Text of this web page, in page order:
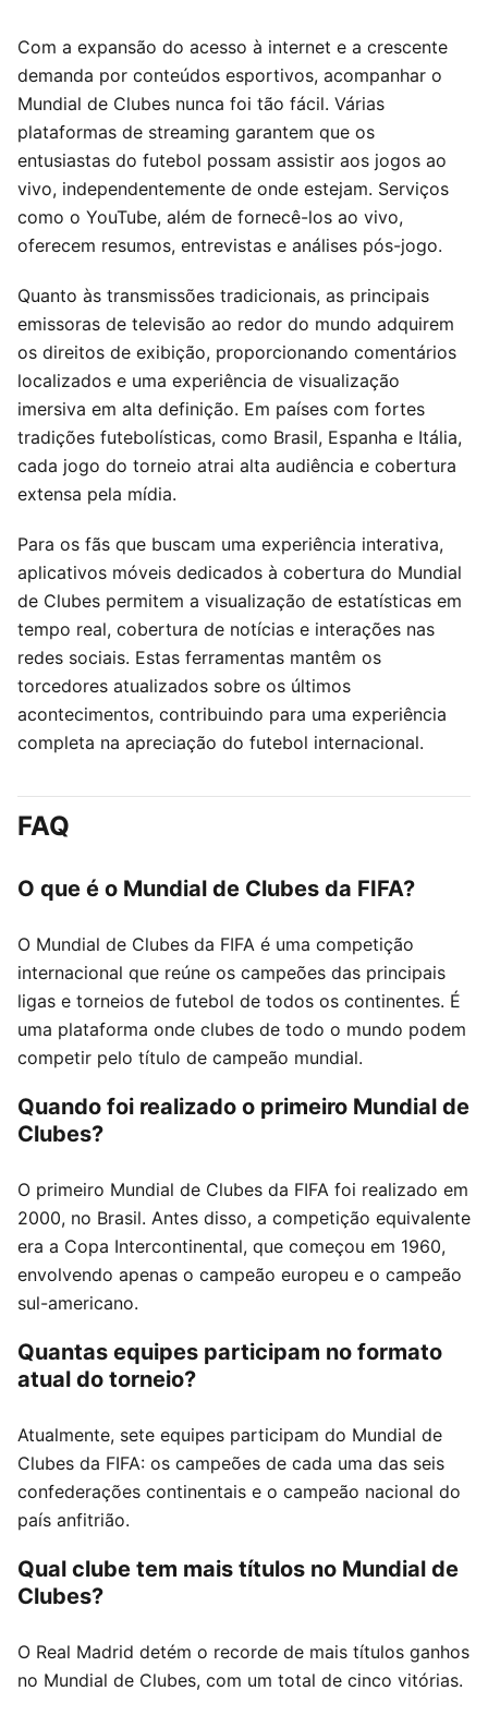
Com a expansão do acesso à internet e a crescente
demanda por conteúdos esportivos, acompanhar o
Mundial de Clubes nunca foi tão fácil. Várias
plataformas de streaming garantem que os
entusiastas do futebol possam assistir aos jogos ao
vivo, independentemente de onde estejam. Serviços
como o YouTube, além de fornecê-los ao vivo,
oferecem resumos, entrevistas e análises pós-jogo.
Quanto às transmissões tradicionais, as principais
emissoras de televisão ao redor do mundo adquirem
os direitos de exibição, proporcionando comentários
localizados e uma experiência de visualização
imersiva em alta definição. Em países com fortes
tradições futebolísticas, como Brasil, Espanha e Itália,
cada jogo do torneio atrai alta audiência e cobertura
extensa pela mídia.
Para os fãs que buscam uma experiência interativa,
aplicativos móveis dedicados à cobertura do Mundial
de Clubes permitem a visualização de estatísticas em
tempo real, cobertura de notícias e interações nas
redes sociais. Estas ferramentas mantêm os
torcedores atualizados sobre os últimos
acontecimentos, contribuindo para uma experiência
completa na apreciação do futebol internacional.
FAQ
O que é o Mundial de Clubes da FIFA?
O Mundial de Clubes da FIFA é uma competição
internacional que reúne os campeões das principais
ligas e torneios de futebol de todos os continentes. É
uma plataforma onde clubes de todo o mundo podem
competir pelo título de campeão mundial.
Quando foi realizado o primeiro Mundial de
Clubes?
O primeiro Mundial de Clubes da FIFA foi realizado em
2000, no Brasil. Antes disso, a competição equivalente
era a Copa Intercontinental, que começou em 1960,
envolvendo apenas o campeão europeu e o campeão
sul-americano.
Quantas equipes participam no formato
atual do torneio?
Atualmente, sete equipes participam do Mundial de
Clubes da FIFA: os campeões de cada uma das seis
confederações continentais e o campeão nacional do
país anfitrião.
Qual clube tem mais títulos no Mundial de
Clubes?
O Real Madrid detém o recorde de mais títulos ganhos
no Mundial de Clubes, com um total de cinco vitórias.